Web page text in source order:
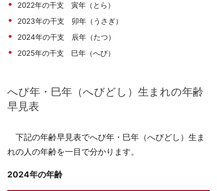
2022年の干支 寅年（とら）
2023年の干支 卯年（うさぎ）
2024年の干支 辰年（たつ）
2025年の干支 巳年（へび）
へび年・巳年（へびどし）生まれの年齢
早見表
下記の年齢早見表でへび年・巳年（へびどし）生ま
れの人の年齢を一目で分かります。
2024年の年齢